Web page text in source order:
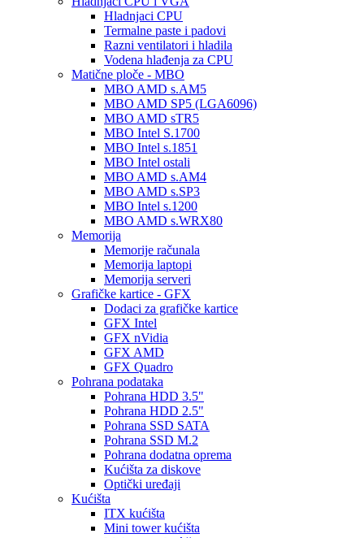
Hladnjaci CPU
Termalne paste i padovi
Razni ventilatori i hladila
Vodena hlađenja za CPU
Matične ploče - MBO
MBO AMD s.AM5
MBO AMD SP5 (LGA6096)
MBO AMD sTR5
MBO Intel S.1700
MBO Intel s.1851
MBO Intel ostali
MBO AMD s.AM4
MBO AMD s.SP3
MBO Intel s.1200
MBO AMD s.WRX80
Memorija
Memorije računala
Memorija laptopi
Memorija serveri
Grafičke kartice - GFX
Dodaci za grafičke kartice
GFX Intel
GFX nVidia
GFX AMD
GFX Quadro
Pohrana podataka
Pohrana HDD 3.5"
Pohrana HDD 2.5"
Pohrana SSD SATA
Pohrana SSD M.2
Pohrana dodatna oprema
Kućišta za diskove
Optički uređaji
Kućišta
ITX kućišta
Mini tower kućišta